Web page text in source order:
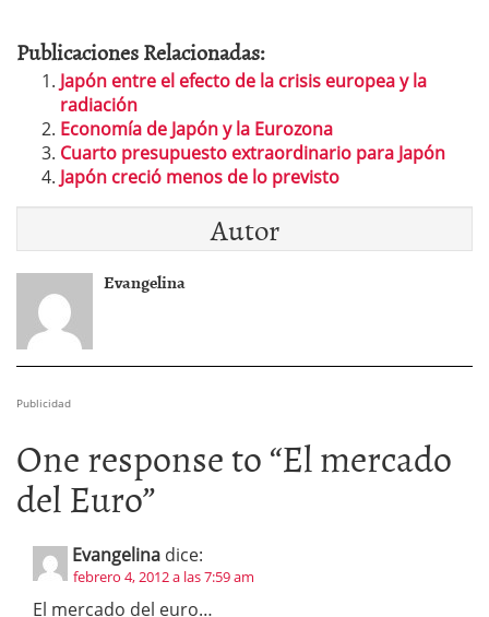
Publicaciones Relacionadas:
Japón entre el efecto de la crisis europea y la
radiación
Economía de Japón y la Eurozona
Cuarto presupuesto extraordinario para Japón
Japón creció menos de lo previsto
Autor
Evangelina
Publicidad
One response to “El mercado
del Euro”
Evangelina dice:
febrero 4, 2012 a las 7:59 am
El mercado del euro…